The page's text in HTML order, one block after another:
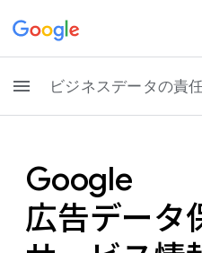
ビジネスデータの責
Google
広告データ